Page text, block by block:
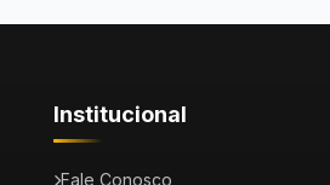
Institucional
Fale Conosco